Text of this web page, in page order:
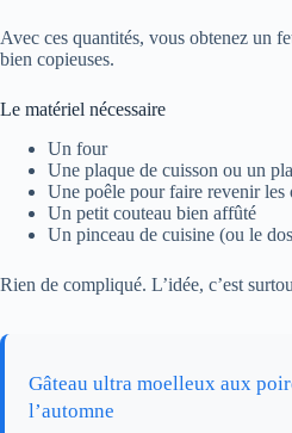
Avec ces quantités, vous obtenez un
bien copieuses.
Le matériel nécessaire
Un four
Une plaque de cuisson ou un
Une poêle pour faire revenir les
Un petit couteau bien affûté
Un pinceau de cuisine (ou le
Rien de compliqué. L’idée, c’est
Gâteau ultra moelleux aux
l’automne